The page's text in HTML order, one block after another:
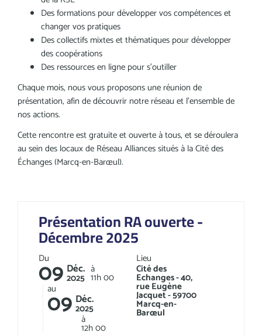
Des formations pour développer vos compétences et
changer vos pratiques
Des collectifs mixtes et thématiques pour développer
des coopérations
Des ressources en ligne pour s’outiller
Chaque mois, nous vous proposons une réunion de
présentation, afin de découvrir notre réseau et l'ensemble de
nos actions.
Cette rencontre est gratuite et ouverte à tous, et se déroulera
au sein des locaux de Réseau Alliances situés à la Cité des
Échanges (Marcq-en-Barœul).
Présentation RA ouverte -
Décembre 2025
Du
09 Déc.
2025
à
11h00
au
09 Déc.
2025
à
12h00
Lieu
Cité des
Echanges - 40,
rue Eugène
Jacquet - 59700
Marcq-en-
Barœul